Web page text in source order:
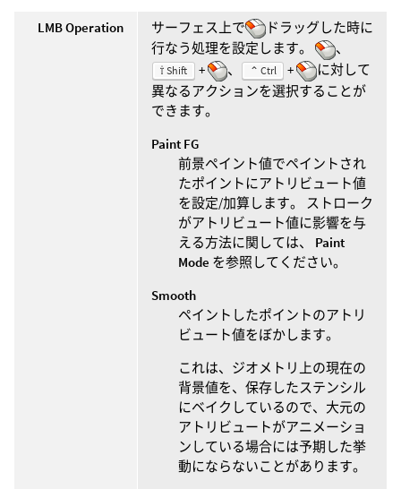
LMB Operation サーフェス上で
ドラッグした時に
行なう処理を設定します。
、
⇧ Shift + 、 ⌃ Ctrl +
に対して
異なるアクションを選択することが
できます。
Paint FG
前景ペイント値でペイントされ
たポイントにアトリビュート値
を設定/加算します。 ストローク
がアトリビュート値に影響を与
える方法に関しては、 Paint
Mode を参照してください。
Smooth
ペイントしたポイントのアトリ
ビュート値をぼかします。
これは、ジオメトリ上の現在の
背景値を、保存したステンシル
にベイクしているので、大元の
アトリビュートがアニメーショ
ンしている場合には予期した挙
動にならないことがあります。